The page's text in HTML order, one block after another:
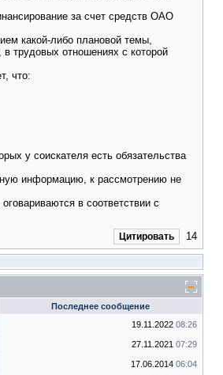
за счет средств ОАО
какой-либо плановой темы,
трудовых отношениях с которой
что:
у соискателя есть обязательства
информацию, к рассмотрению не
в соответствии с
Цитировать 14
Последнее сообщение
19.11.2022 08:26
27.11.2021 07:29
17.06.2014 06:04